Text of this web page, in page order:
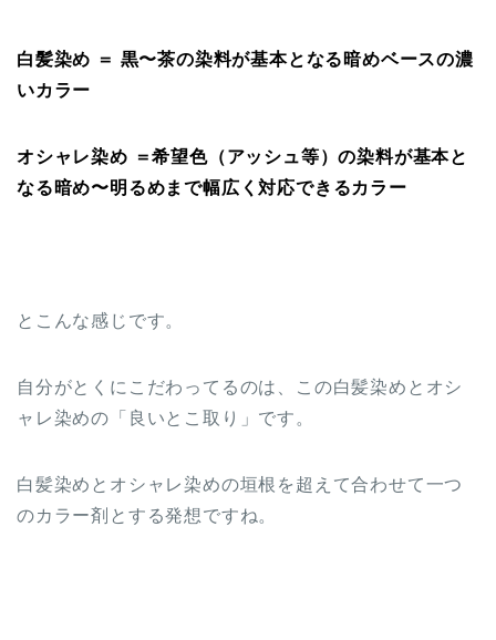
白髪染め ＝ 黒〜茶の染料が基本となる暗めベースの濃
いカラー
オシャレ染め ＝希望色（アッシュ等）の染料が基本と
なる暗め〜明るめまで幅広く対応できるカラー
とこんな感じです。
自分がとくにこだわってるのは、この白髪染めとオシ
ャレ染めの「良いとこ取り」です。
白髪染めとオシャレ染めの垣根を超えて合わせて一つ
のカラー剤とする発想ですね。